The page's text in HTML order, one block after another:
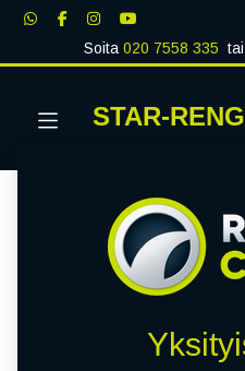
Soita020 7558 335 tai
STAR-